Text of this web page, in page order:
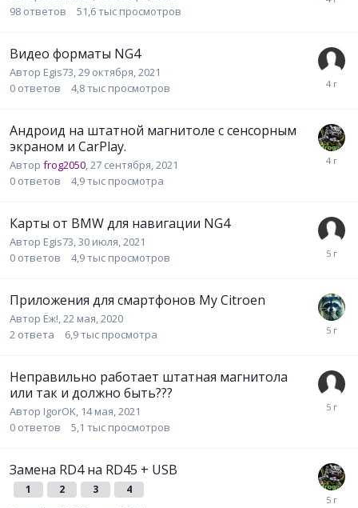
98 ответов 51,6 тыс просмотров
Видео форматы NG4
Автор Egis73,29 октября, 2021
0 ответов 4,8 тыс просмотров
Андроид на штатной магнитоле с сенсорным
экраном и CarPlay.
Автор frog2050,27 сентября, 2021
0 ответов 4,9 тыс просмотра
Карты от BMW для навигации NG4
Автор Egis73,30 июля, 2021
0 ответов 4,9 тыс просмотров
Приложения для смартфонов My Citroen
Автор Ёж!,22 мая, 2020
2 ответа 6,9 тыс просмотра
Неправильно работает штатная магнитола
или так и должно быть???
Автор IgorOK, 14 мая, 2021
0 ответов 5,1 тыс просмотров
Замена RD4 на RD45 + USB
1 2 3 4